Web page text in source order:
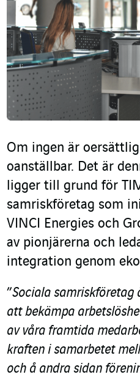
Om ingen är
oanställbar. Det är
ligger till grund för
samriskföretag som
VINCI Energies och
av pionjärerna och
integration genom
”Sociala
att bekämpa
av våra framtida
kraften i samarbetet
och å andra sidan